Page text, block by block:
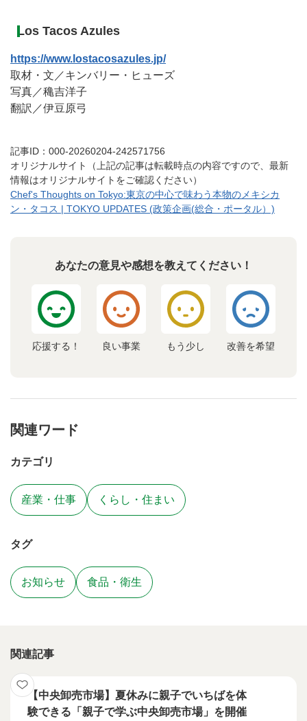
Los Tacos Azules
https://www.lostacosazules.jp/
取材・文／キンバリー・ヒューズ
写真／穐吉洋子
翻訳／伊豆原弓
記事ID：000-20260204-242571756
オリジナルサイト（上記の記事は転載時点の内容ですので、最新
情報はオリジナルサイトをご確認ください）
Chef's Thoughts on Tokyo:東京の中心で味わう本物のメキシカ
ン・タコス | TOKYO UPDATES (政策企画(総合・ポータル）)
あなたの意見や感想を教えてください！
応援する！ 良い事業 もう少し 改善を希望
関連ワード
カテゴリ
産業・仕事 くらし・住まい
タグ
お知らせ 食品・衛生
関連記事
【中央卸売市場】夏休みに親子でいちばを体
験できる「親子で学ぶ中央卸売市場」を開催